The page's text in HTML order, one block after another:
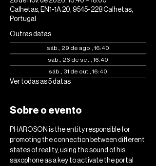
Calhetas, EN1-1A 20, 9545-228 Calhetas,
Portugal
Outras datas
sáb., 29 de ago., 16:40
sáb., 26 de set., 16:40
sáb., 31 de out., 16:40
Ver todas as 5 datas
Sobre o evento
PHAROSON is the entity responsible for
promoting the connection between different
states of reality, using the sound of his
saxophone as a key to activate the portal